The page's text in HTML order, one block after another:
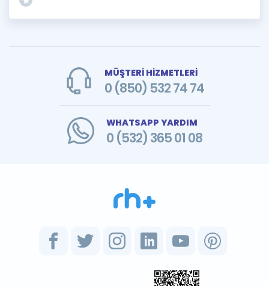
MÜŞTERİ HİZMETLERİ
0 (850) 532 74 74
WHATSAPP YARDIM
0 (532) 365 01 08